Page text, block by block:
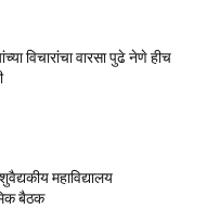
विचारांचा वारसा पुढे नेणे हीच
महाविद्यालय
बैठक